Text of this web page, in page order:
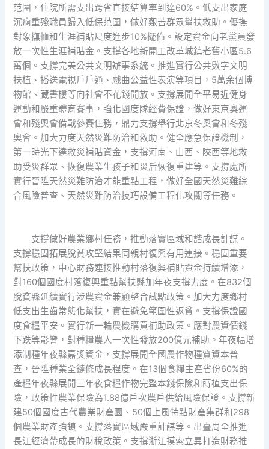
范圍，住院所需支出跨省直接結算率到達60%。低支出家庭
沉痾重殘職員歸入低保范圍，做好艱苦群眾幫扶救助。優撫
對象撫恤和生涯補貼尺度進步10%擺佈。設定資金向老黨員發
放一次性生涯補貼金。支撐各地新開工改革城鎮老舊小區5.6
萬個。支撐完美公共文明辦事系統。推進實行公共數字文明
扶植、播送電視戶戶通、戲曲公益性表演等項目，5萬余個博
物館、藏書樓等向社會不花錢開放。支撐展開全平易近健身
運動和嚴重體育賽事，強化國度隊經費保證，做好東京奧運
會和殘奧會備戰參賽任務，鼎力支撐舉行北京冬奧會和冬殘
奧會。加大力度天然災難防治和救助。健全應急保證機制，
第一時光下達救災補貼資金，支撐河南、山西、陜西等地救
助受災群眾、恢復農業生孩子和災后恢復重建等。支撐處所
實行晉陞天然災難防治才能重點工程，做好全國天然災難綜
合風險普查、天然災難防治技巧設備工程化攻關等任務。
支撐做好農業鄉村任務，推動落實區域和諧成長計謀。
支撐穩固拓展脫貧攻堅結果同親村復興有用連接。穩固重要
幫扶政策，中心財務連接推動村落復興補貼資金持續增添，
對160個國度村落復興重點幫扶縣加年夜支撐力度。在832個
脫貧縣延續實行涉農資金兼顧整合試點政策。加大力度鄉村
低支出生齒常態化幫扶，實在避免範圍性返貧。支撐保證國
度食糧平安。實行新一輪農機購買補助政策。應對農資價錢
下跌等影響，對種糧農人一次性發放200億元補助。年夜幅增
添制種年夜縣嘉獎資金，支撐展開全國農作物種質資本普
查，晉陞種業全鏈條成長程度。在13個食糧主產省份60%的
產糧年夜縣展開三年夜食糧作物完整本錢保險和蒔植支出保
險，政策性農業保險為1.88億戶次農戶供給風險保證。支撐新
建50個國度古代農業財產園、50個上風特點財產集群和298
個農業財產強鎮。支撐落實區域嚴重計謀等。出臺周全推進
長江經濟帶成長的財稅政策。支撐浙江摸索立異打造財務推